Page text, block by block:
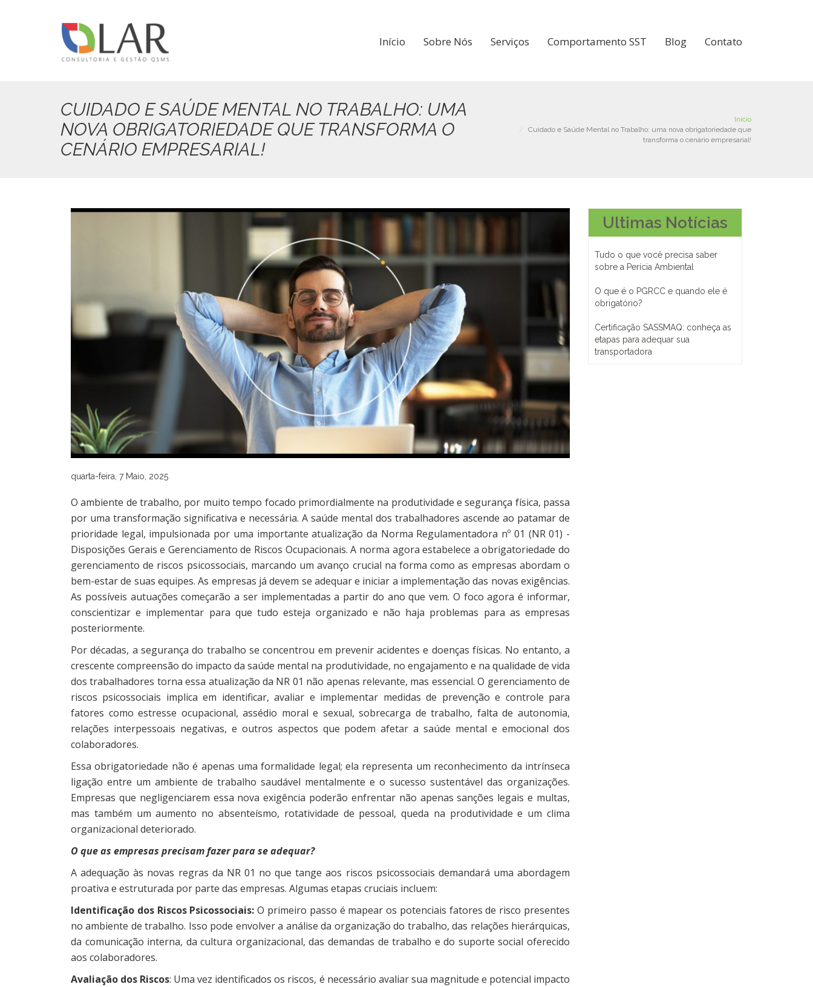
Início Sobre Nós Serviços Comportamento SST Blog Contato
CUIDADO E SAÚDE MENTAL NO TRABALHO: UMA
NOVA OBRIGATORIEDADE QUE TRANSFORMA O
CENÁRIO EMPRESARIAL!
Início
Cuidado e Saúde Mental no Trabalho: uma nova obrigatoriedade que
transforma o cenário empresarial!
quarta-feira, 7 Maio, 2025
O ambiente de trabalho, por muito tempo focado primordialmente na produtividade e segurança física, passa
por uma transformação significativa e necessária. A saúde mental dos trabalhadores ascende ao patamar de
prioridade legal, impulsionada por uma importante atualização da Norma Regulamentadora nº 01 (NR 01) -
Disposições Gerais e Gerenciamento de Riscos Ocupacionais. A norma agora estabelece a obrigatoriedade do
gerenciamento de riscos psicossociais, marcando um avanço crucial na forma como as empresas abordam o
bem-estar de suas equipes. As empresas já devem se adequar e iniciar a implementação das novas exigências.
As possíveis autuações começarão a ser implementadas a partir do ano que vem. O foco agora é informar,
conscientizar e implementar para que tudo esteja organizado e não haja problemas para as empresas
posteriormente.
Por décadas, a segurança do trabalho se concentrou em prevenir acidentes e doenças físicas. No entanto, a
crescente compreensão do impacto da saúde mental na produtividade, no engajamento e na qualidade de vida
dos trabalhadores torna essa atualização da NR 01 não apenas relevante, mas essencial. O gerenciamento de
riscos psicossociais implica em identificar, avaliar e implementar medidas de prevenção e controle para
fatores como estresse ocupacional, assédio moral e sexual, sobrecarga de trabalho, falta de autonomia,
relações interpessoais negativas, e outros aspectos que podem afetar a saúde mental e emocional dos
colaboradores.
Essa obrigatoriedade não é apenas uma formalidade legal; ela representa um reconhecimento da intrínseca
ligação entre um ambiente de trabalho saudável mentalmente e o sucesso sustentável das organizações.
Empresas que negligenciarem essa nova exigência poderão enfrentar não apenas sanções legais e multas,
mas também um aumento no absenteísmo, rotatividade de pessoal, queda na produtividade e um clima
organizacional deteriorado.
O que as empresas precisam fazer para se adequar?
A adequação às novas regras da NR 01 no que tange aos riscos psicossociais demandará uma abordagem
proativa e estruturada por parte das empresas. Algumas etapas cruciais incluem:
Identificação dos Riscos Psicossociais: O primeiro passo é mapear os potenciais fatores de risco presentes
no ambiente de trabalho. Isso pode envolver a análise da organização do trabalho, das relações hierárquicas,
da comunicação interna, da cultura organizacional, das demandas de trabalho e do suporte social oferecido
aos colaboradores.
Avaliação dos Riscos: Uma vez identificados os riscos, é necessário avaliar sua magnitude e potencial impacto
Ultimas Notícias
Tudo o que você precisa saber
sobre a Perícia Ambiental
O que é o PGRCC e quando ele é
obrigatório?
Certificação SASSMAQ: conheça as
etapas para adequar sua
transportadora